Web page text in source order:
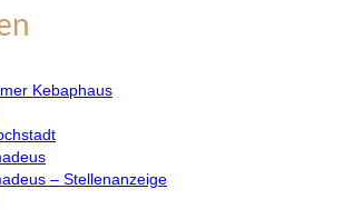
Kebaphaus
– Stellenanzeige